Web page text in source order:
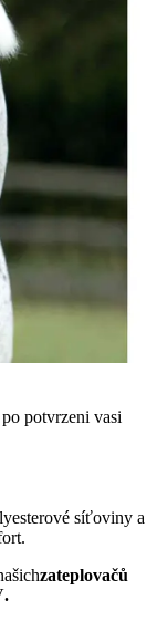
potvrzeni vasi
síťoviny a
zateplovačů
.